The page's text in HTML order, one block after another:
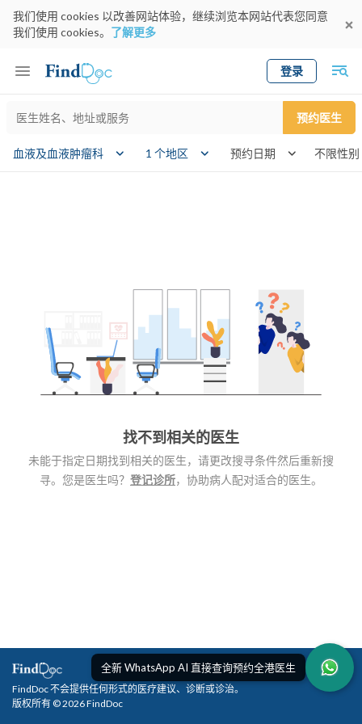
我们使用 cookies 以改善网站体验，继续浏览本网站代表您同意
我们使用 cookies。 了解更多
登录
Keyword 预约医生
血液及血液肿瘤科 1 个地区 预约日期
找不到相关的医生
未能于指定日期找到相关的医生，请更改搜寻条件然后重新搜
寻。您是医生吗？ 登记诊所，协助病人配对适合的医生。
全新 WhatsApp AI 直接查询预约全港医生
FindDoc 不会提供任何形式的医疗建议、诊断或诊治。
版权所有 © 2026 FindDoc